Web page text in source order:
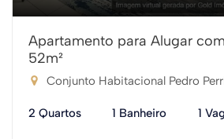
Apartamento para Alugar
52m²
Conjunto Habitacional Pedro
2 Quartos 1 Banheiro 1